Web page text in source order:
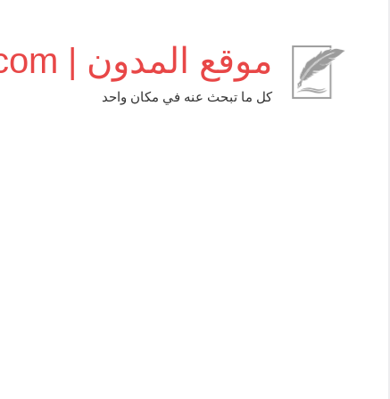
موقع المدون | almudwen.com
كل ما تبحث عنه في مكان واحد